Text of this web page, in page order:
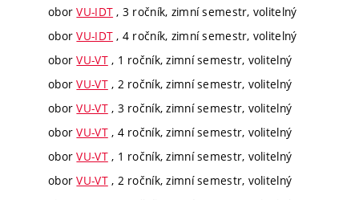
oborVU-IDT , 3 ročník, zimní semestr, volitelný
oborVU-IDT , 4 ročník, zimní semestr, volitelný
oborVU-VT, 1 ročník, zimní semestr, volitelný
oborVU-VT, 2 ročník, zimní semestr, volitelný
oborVU-VT, 3 ročník, zimní semestr, volitelný
oborVU-VT, 4 ročník, zimní semestr, volitelný
oborVU-VT, 1 ročník, zimní semestr, volitelný
oborVU-VT, 2 ročník, zimní semestr, volitelný